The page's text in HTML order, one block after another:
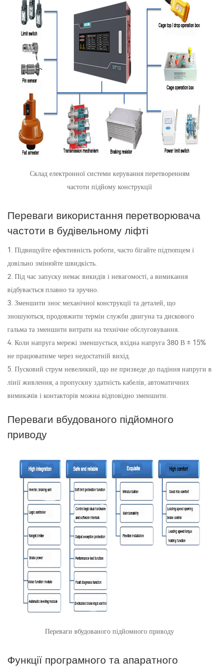
Склад електронної системи керування перетворенням
частоти підйому конструкції
Переваги використання перетворювача
частоти в будівельному ліфті
1. Підвищуйте ефективність роботи, часто бігайте підтюпцем і
довільно змінюйте швидкість.
2. Під час запуску немає викидів і невагомості, а вимикання
відбувається плавно та зручно.
3. Зменшити знос механічної конструкції та деталей, що
зношуються, продовжити термін служби двигуна та дискового
гальма та зменшити витрати на технічне обслуговування.
4. Коли напруга мережі зменшується, вхідна напруга 380 В ± 15%
не працюватиме через недостатній вихід.
5. Пусковий струм невеликий, що не призведе до падіння напруги в
лінії живлення, а пропускну здатність кабелів, автоматичних
вимикачів і контакторів можна відповідно зменшити.
Переваги вбудованого підйомного
приводу
Переваги вбудованого підйомного приводу
Функції програмного та апаратного